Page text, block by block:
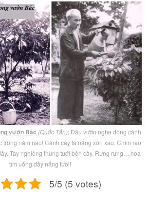
vườn Bác (Quốc Tấn): Đầu vườn nghe động cánh
trồng năm nao! Cành cây lá nắng xôn xao, Chim reo
Tay nghiêng thùng tưới bên cây, Rưng rưng… hoa
tím uống đầy nắng tươi!
5/5 (5 votes)